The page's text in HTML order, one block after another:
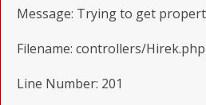
Message: Trying to get
Filename: controllers/Hirek.php
Line Number: 201